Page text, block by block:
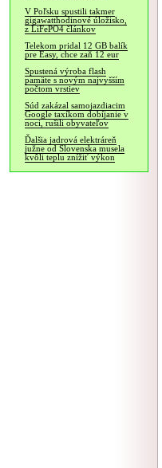
V Poľsku spustili takmer
gigawatthodinové úložisko,
z LiFePO4 článkov
Telekom pridal 12 GB balík
pre Easy, chce zaň 12 eur
Spustená výroba flash
pamäte s novým najvyšším
počtom vrstiev
Súd zakázal samojazdiacim
Google taxíkom dobíjanie v
noci, rušili obyvateľov
Ďalšia jadrová elektráreň
južne od Slovenska musela
kvôli teplu znížiť výkon